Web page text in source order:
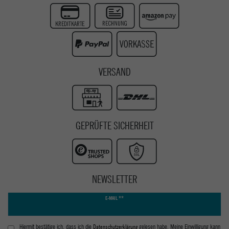
Instagram
Youtube
VERSAND
GEPRÜFTE SICHERHEIT
NEWSLETTER
E-MAIL **
Hiermit bestätige ich, dass ich die Daten­schutz­erklärunggelesen habe. Meine Einwilligung kann